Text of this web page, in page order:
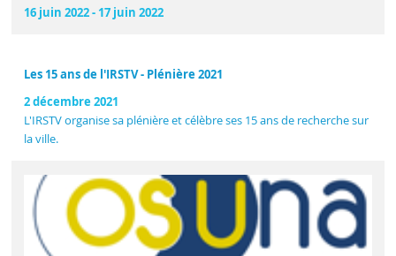
16 juin 2022- 17 juin 2022
Les 15 ans de l'IRSTV - Plénière 2021
2 décembre 2021
L'IRSTV organise sa plénière et célèbre ses 15 ans de recherche sur
la ville.